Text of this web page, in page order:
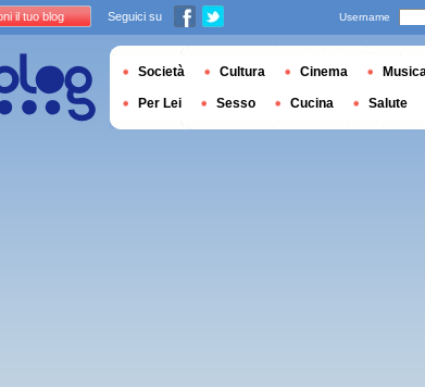
il tuo blog Seguici su Username
Società Cultura Cinema
Per Lei Sesso Cucina Salute